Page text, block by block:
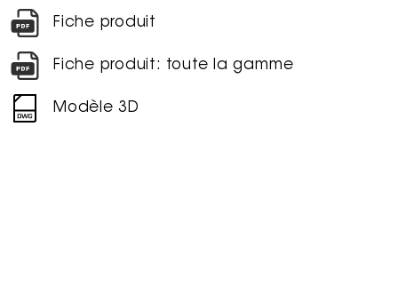
Fiche produit
Fiche produit: toute la gamme
Modèle 3D